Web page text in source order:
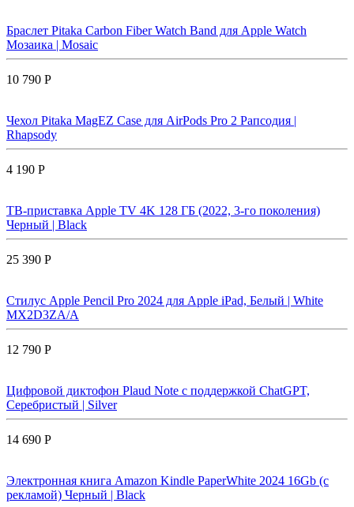
Браслет Pitaka Carbon Fiber Watch Band для Apple Watch
Мозаика | Mosaic
10 790 Р
Чехол Pitaka MagEZ Case для AirPods Pro 2 Рапсодия |
Rhapsody
4 190 Р
ТВ-приставка Apple TV 4K 128 ГБ (2022, 3-го поколения)
Черный | Black
25 390 Р
Стилус Apple Pencil Pro 2024 для Apple iPad, Белый | White
MX2D3ZA/A
12 790 Р
Цифровой диктофон Plaud Note с поддержкой ChatGPT,
Серебристый | Silver
14 690 Р
Электронная книга Amazon Kindle PaperWhite 2024 16Gb (с
рекламой) Черный | Black